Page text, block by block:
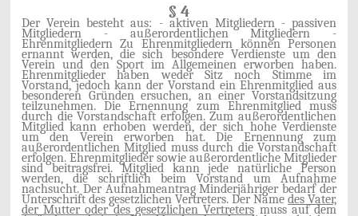
§ 4
Der Verein besteht aus: - aktiven Mitgliedern - passiven
Mitgliedern - außerordentlichen Mitgliedern -
Ehrenmitgliedern Zu Ehrenmitgliedern können Personen
ernannt werden, die sich besondere Verdienste um den
Verein und den Sport im Allgemeinen erworben haben.
Ehrenmitglieder haben weder Sitz noch Stimme im
Vorstand, jedoch kann der Vorstand ein Ehrenmitglied aus
besonderen Gründen ersuchen, an einer Vorstandsitzung
teilzunehmen. Die Ernennung zum Ehrenmitglied muss
durch die Vorstandschaft erfolgen. Zum außerordentlichen
Mitglied kann erhoben werden, der sich hohe Verdienste
um den Verein erworben hat. Die Ernennung zum
außerordentlichen Mitglied muss durch die Vorstandschaft
erfolgen. Ehrenmitglieder sowie außerordentliche Mitglieder
sind beitragsfrei. Mitglied kann jede natürliche Person
werden, die schriftlich beim Vorstand um Aufnahme
nachsucht. Der Aufnahmeantrag Minderjähriger bedarf der
Unterschrift des gesetzlichen Vertreters. Der Namedes Vater,
der Mutter oder des gesetzlichen Vertreters muss auf dem